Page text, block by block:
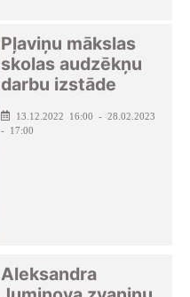
Pļaviņu mākslas
skolas audzēkņu
darbu izstāde
13.12.2022 16:00 - 28.02.2023
- 17:00
Aleksandra